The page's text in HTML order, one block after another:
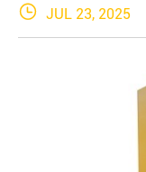
 JUL 23, 2025